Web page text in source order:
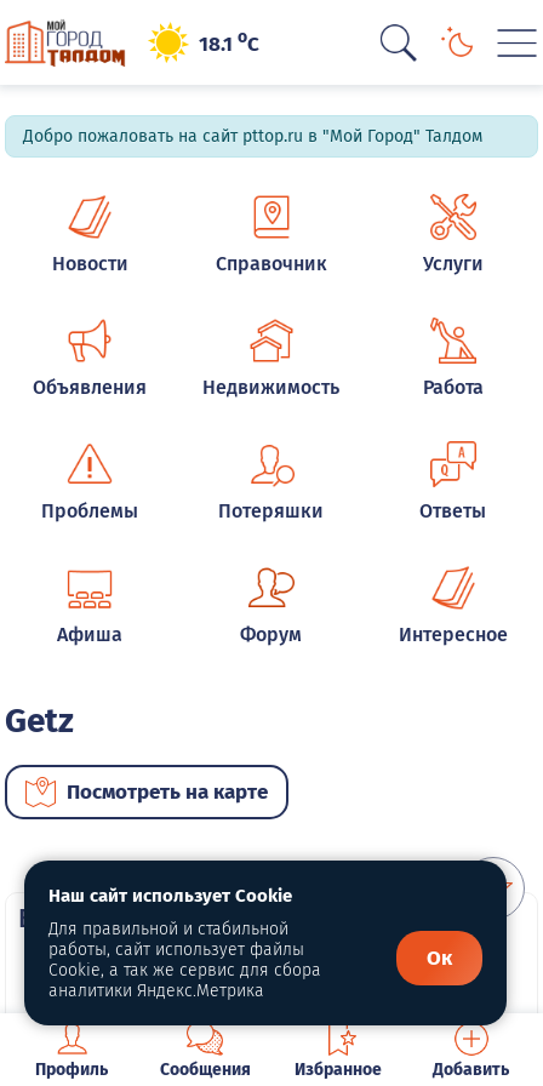
18.1oC
Добро пожаловать на сайт pttop.ru в "Мой Город" Талдом
Новости Справочник Услуги
Объявления Недвижимость Работа
Проблемы Потеряшки Ответы
Афиша Форум Интересное
Getz
Посмотреть на карте
ВИП автомобили
Профиль Сообщения Избранное Добавить
Наш сайт использует Cookie
Для правильной и стабильной
работы, сайт использует файлы
Cookie, а так же сервис для сбора
аналитики Яндекс.Метрика
Ок